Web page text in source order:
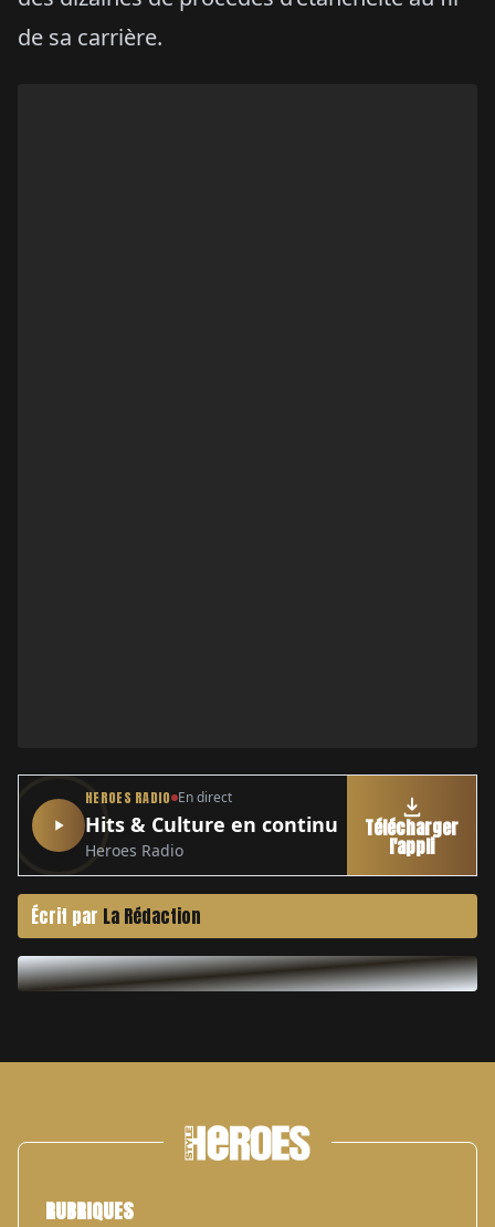
de sa carrière.
HEROES RADIO En direct
Hits & Culture en continu
Heroes Radio
Télécharger
l'appli
Écrit par La Rédaction
RUBRIQUES